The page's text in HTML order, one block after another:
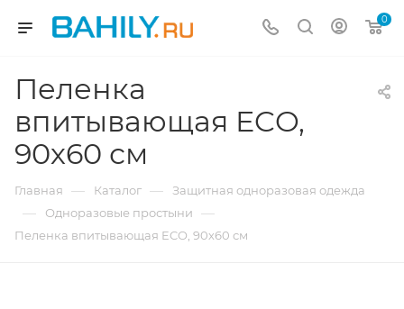
0
Пеленка
впитывающая ECO,
90х60 см
Главная — Каталог — Защитная одноразовая одежда
— Одноразовые простыни —
Пеленка впитывающая ECO, 90х60 см